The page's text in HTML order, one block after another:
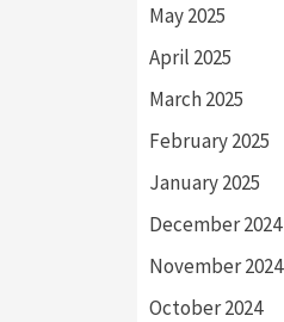
May 2025
April 2025
March 2025
February 2025
January 2025
December 2024
November 2024
October 2024